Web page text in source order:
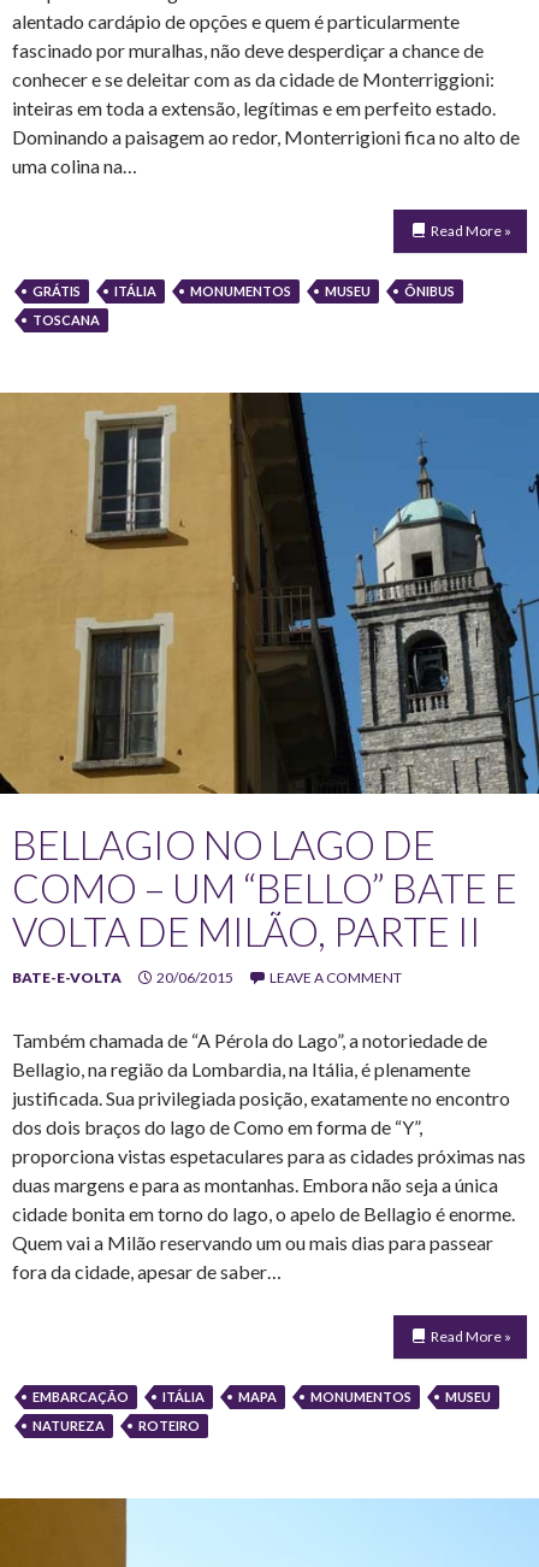
alentado cardápio de opções e quem é particularmente
fascinado por muralhas, não deve desperdiçar a chance de
conhecer e se deleitar com as da cidade de Monterriggioni:
inteiras em toda a extensão, legítimas e em perfeito estado.
Dominando a paisagem ao redor, Monterrigioni fica no alto de
uma colina na…
Read More »
GRÁTIS ITÁLIA MONUMENTOS MUSEU
ÔNIBUS
TOSCANA
BELLAGIO NO LAGO DE
COMO – UM “BELLO” BATE E
VOLTA DE MILÃO, PARTE II
BATE-E-VOLTA 20/06/2015 LEAVE A COMMENT
Também chamada de “A Pérola do Lago”, a notoriedade de
Bellagio, na região da Lombardia, na Itália, é plenamente
justificada. Sua privilegiada posição, exatamente no encontro
dos dois braços do lago de Como em forma de “Y”,
proporciona vistas espetaculares para as cidades próximas nas
duas margens e para as montanhas. Embora não seja a única
cidade bonita em torno do lago, o apelo de Bellagio é enorme.
Quem vai a Milão reservando um ou mais dias para passear
fora da cidade, apesar de saber…
Read More »
EMBARCAÇÃO ITÁLIA MAPA MONUMENTOS
MUSEU
NATUREZA
ROTEIRO